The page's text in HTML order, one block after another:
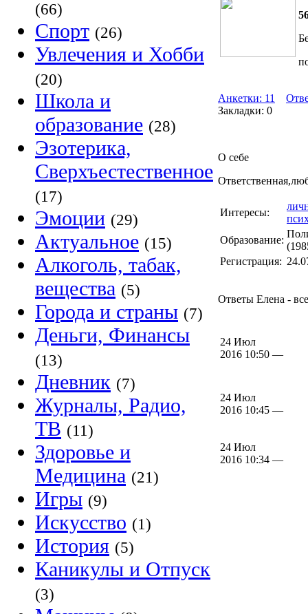
(66)
Спорт (26)
Увлечения и Хобби
(20)
Школа и
образование (28)
Эзотерика,
Сверхъестественное
(17)
Эмоции (29)
Актуальное (15)
Алкоголь, табак,
вещества (5)
Города и страны (7)
Деньги, Финансы
(13)
Дневник (7)
Журналы, Радио,
ТВ (11)
Здоровье и
Медицина (21)
Игры (9)
Искусство (1)
История (5)
Каникулы и Отпуск
(3)
Анкетки: 11
Закладки: 0
О себе
Интересы:
Образование:
Регистрация:
Ответы Елена -
24 Июл
2016 10:50 —
24 Июл
2016 10:45 —
24 Июл
2016 10:34 —